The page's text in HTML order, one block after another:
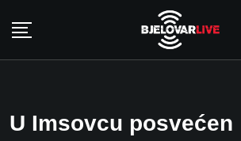
U Imsovcu posvećen